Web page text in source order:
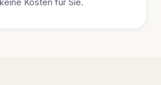
Kosten für Sie.